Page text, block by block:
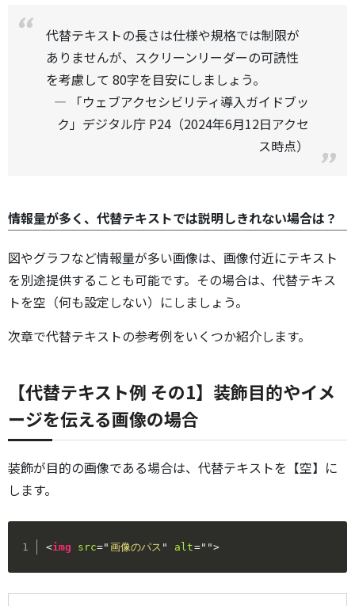
代替テキストの長さは仕様や規格では制限が
ありませんが、スクリーンリーダーの可読性
を考慮して 80字を目安にしましょう。
「ウェブアクセシビリティ導入ガイドブッ
ク」デジタル庁 P24（2024年6月12日アクセ
ス時点）
情報量が多く、代替テキストでは説明しきれない場合は？
図やグラフなど情報量が多い画像は、画像付近にテキスト
を別途提供することも可能です。その場合は、代替テキス
トを空（何も設定しない）にしましょう。
次章で代替テキストの参考例をいくつか紹介します。
【代替テキスト例 その1】装飾目的やイメ
ージを伝える画像の場合
装飾が目的の画像である場合は、代替テキストを【空】に
します。
<img src=" 画像のパス " alt=" ">